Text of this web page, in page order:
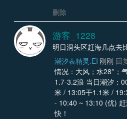
删除
游客_1228
明日洞头区赶海几点去
潮汐表精灵.EI 刚刚 回
情况：大风；水28°；
1.7-3.2浪 当日潮汐：
米 / 13:05干1.1米 /
- 10:40 ~ 13:10 (优)
快！